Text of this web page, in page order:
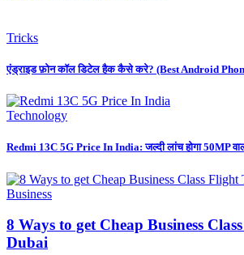
Tricks
एंड्राइड फ़ोन कॉल डिटेल हैक कैसे करे? (Best Android
Technology
Redmi 13C 5G Price In India: जल्दी लांच होगा 50MP
Business
8 Ways to get Cheap Business
Dubai